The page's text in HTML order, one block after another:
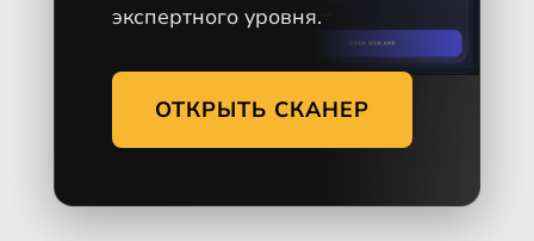
экспертного уровня.
ОТКРЫТЬ СКАНЕР